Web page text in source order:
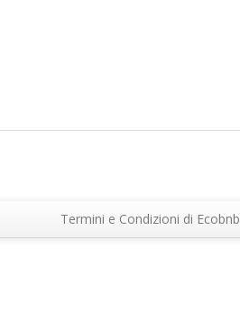
Termini e Condizioni di Ecobnb